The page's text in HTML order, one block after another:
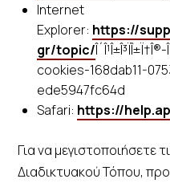
Internet
Explorer: https://
gr/topic/
cookies-168dab11-
ede5947fc64d
Safari: https://
Για να μεγιστοποιήσετε
Διαδικτυακού Τόπου,